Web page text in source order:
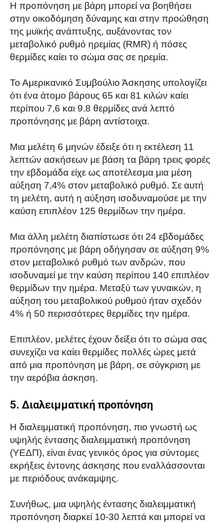
Η προπόνηση με βάρη μπορεί να βοηθήσει
στην οικοδόμηση δύναμης και στην προώθηση
της μυϊκής ανάπτυξης, αυξάνοντας τον
μεταβολικό ρυθμό ηρεμίας (RMR) ή πόσες
θερμίδες καίει το σώμα σας σε ηρεμία.
Το Αμερικανικό Συμβούλιο Άσκησης υπολογίζει
ότι ένα άτομο βάρους 65 και 81 κιλών καίει
περίπου 7,6 και 9.8 θερμίδες ανά λεπτό
προπόνησης με βάρη αντίστοιχα.
Μια μελέτη 6 μηνών έδειξε ότι η εκτέλεση 11
λεπτών ασκήσεων με βάση τα βάρη τρεις φορές
την εβδομάδα είχε ως αποτέλεσμα μια μέση
αύξηση 7,4% στον μεταβολικό ρυθμό. Σε αυτή
τη μελέτη, αυτή η αύξηση ισοδυναμούσε με την
καύση επιπλέον 125 θερμίδων την ημέρα.
Μια άλλη μελέτη διαπίστωσε ότι 24 εβδομάδες
προπόνησης με βάρη οδήγησαν σε αύξηση 9%
στον μεταβολικό ρυθμό των ανδρών, που
ισοδυναμεί με την καύση περίπου 140 επιπλέον
θερμίδων την ημέρα. Μεταξύ των γυναικών, η
αύξηση του μεταβολικού ρυθμού ήταν σχεδόν
4% ή 50 περισσότερες θερμίδες την ημέρα.
Επιπλέον, μελέτες έχουν δείξει ότι το σώμα σας
συνεχίζει να καίει θερμίδες πολλές ώρες μετά
από μια προπόνηση με βάρη, σε σύγκριση με
την αερόβια άσκηση.
5. Διαλειμματική προπόνηση
Η διαλειμματική προπόνηση, πιο γνωστή ως
υψηλής έντασης διαλειμματική προπόνηση
(ΥΕΔΠ), είναι ένας γενικός όρος για σύντομες
εκρήξεις έντονης άσκησης που εναλλάσσονται
με περιόδους ανάκαμψης.
Συνήθως, μια υψηλής έντασης διαλειμματική
προπόνηση διαρκεί 10-30 λεπτά και μπορεί να